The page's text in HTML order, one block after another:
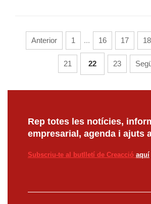
Anterior 1 ... 16 17 18
21 22 23
Rep totes les notícies,
empresarial, agenda i ajuts
Subscriu-te al butlletí de Creacció aquí